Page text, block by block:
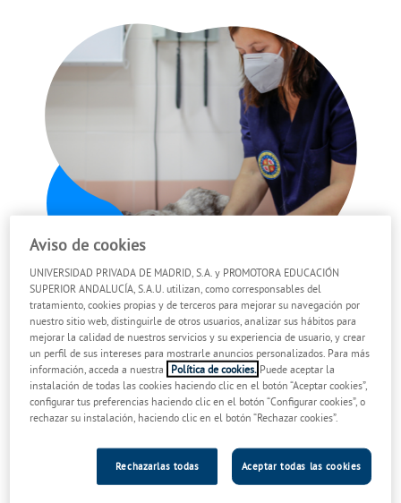
¿Qué es el Hipertiroidismo felino?
Los gatos hipertiroideos padecen una Hiperplasia nodular o
Adenoma benigno en un 99% de los casos, con afectación de ambas
glándulas en una amplia mayoría de ellos. Tan sólo un 1%
desarrollará un Carcinoma maligno.
En algunas glándulas puede coexistir una combinación de
provocan la secreción autónoma y descontrolada de T4 (Tiroxina) y
T3 (Triyodotironina) por la tiroides.
Aviso de cookies
UNIVERSIDAD PRIVADA DE MADRID, S.A. y PROMOTORA EDUCACIÓN
SUPERIOR ANDALUCÍA, S.A.U. utilizan, como corresponsables del
tratamiento, cookies propias y de terceros para mejorar su navegación por
nuestro sitio web, distinguirle de otros usuarios, analizar sus hábitos para
mejorar la calidad de nuestros servicios y su experiencia de usuario, y crear
un perfil de sus intereses para mostrarle anuncios personalizados. Para más
información, acceda a nuestra
Política de cookies. Puede aceptar la
instalación de todas las cookies haciendo clic en el botón “Aceptar cookies”,
configurar tus preferencias haciendo clic en el botón “Configurar cookies”, o
rechazar su instalación, haciendo clic en el botón “Rechazar cookies”.
Rechazarlas todas Aceptar todas las cookies